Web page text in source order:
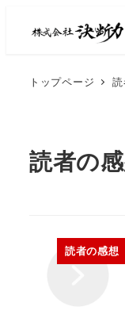
トップページ
読者の
読者の感想